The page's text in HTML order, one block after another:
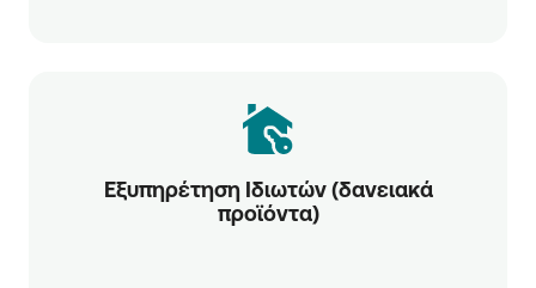
Εξυπηρέτηση Ιδιωτών (δανειακά
προϊόντα)